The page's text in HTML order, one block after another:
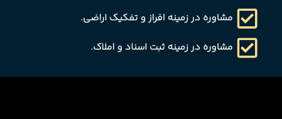
مشاوره در زمینه افراز و تفکیک اراضی.
مشاوره در زمینه ثبت اسناد و املاک.